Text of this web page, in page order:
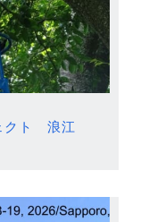
クト 浪江